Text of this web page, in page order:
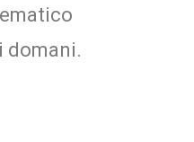
domani.